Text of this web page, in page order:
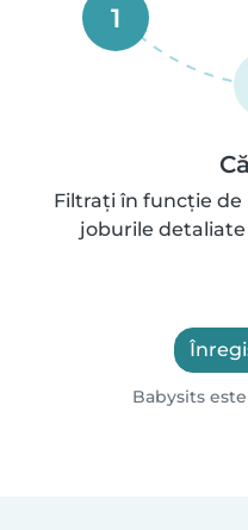
1
Filtrați în funcție de
joburile
Babysits